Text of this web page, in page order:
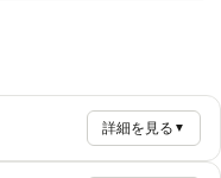
詳細を見る ▼